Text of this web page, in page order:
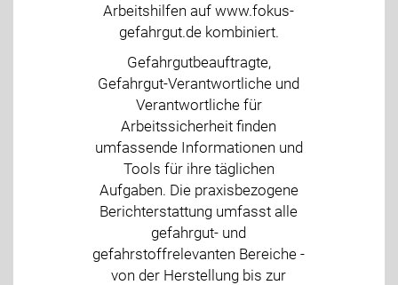
Arbeitshilfen auf www.fokus-
gefahrgut.de kombiniert.
Gefahrgutbeauftragte,
Gefahrgut-Verantwortliche und
Verantwortliche für
Arbeitssicherheit finden
umfassende Informationen und
Tools für ihre täglichen
Aufgaben. Die praxisbezogene
Berichterstattung umfasst alle
gefahrgut- und
gefahrstoffrelevanten Bereiche -
von der Herstellung bis zur